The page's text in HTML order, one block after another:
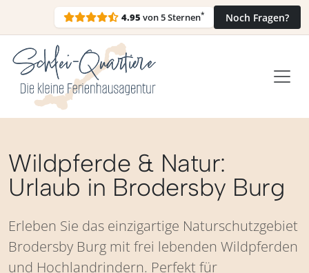
4.95 von 5 Sternen* Noch Fragen?
Wildpferde & Natur:
Urlaub in Brodersby Burg
Erleben Sie das einzigartige Naturschutzgebiet
Brodersby Burg mit frei lebenden Wildpferden
und Hochlandrindern. Perfekt für